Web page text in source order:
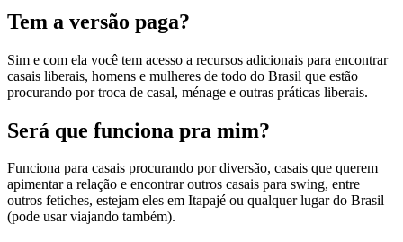
Tem a versão paga?
Sim e com ela você tem acesso a recursos adicionais para encontrar
casais liberais, homens e mulheres de todo do Brasil que estão
procurando por troca de casal, ménage e outras práticas liberais.
Será que funciona pra mim?
Funciona para casais procurando por diversão, casais que querem
apimentar a relação e encontrar outros casais para swing, entre
outros fetiches, estejam eles em Itapajé ou qualquer lugar do Brasil
(pode usar viajando também).